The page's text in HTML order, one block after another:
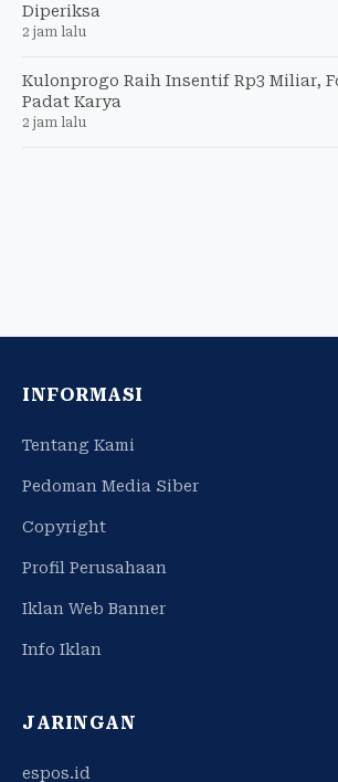
Diperiksa
2 jam lalu
Kulonprogo Raih Insentif Rp3 Miliar,
Padat Karya
2 jam lalu
INFORMASI
Tentang Kami
Pedoman Media Siber
Copyright
Profil Perusahaan
Iklan Web Banner
Info Iklan
JARINGAN
espos.id